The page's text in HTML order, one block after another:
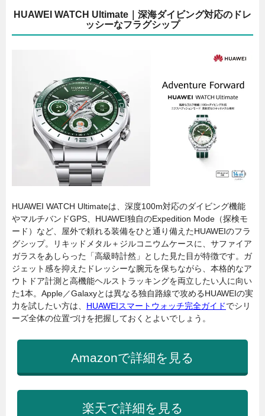
HUAWEI WATCH Ultimate｜深海ダイビング対応のドレ
ッシーなフラグシップ
HUAWEI WATCH Ultimateは、深度100m対応のダイビング機能
やマルチバンドGPS、HUAWEI独自のExpedition Mode（探検モ
ード）など、屋外で頼れる装備をひと通り備えたHUAWEIのフラ
グシップ。リキッドメタル＋ジルコニウムケースに、サファイア
ガラスをあしらった「高級時計然」とした見た目が特徴です。ガ
ジェット感を抑えたドレッシーな腕元を保ちながら、本格的なア
ウトドア計測と高機能ヘルストラッキングを両立したい人に向い
た1本。Apple／Galaxyとは異なる独自路線で攻めるHUAWEIの実
力を試したい方は、 HUAWEIスマートウォッチ完全ガイドでシリ
ーズ全体の位置づけを把握しておくとよいでしょう。
Amazonで詳細を見る
楽天で詳細を見る